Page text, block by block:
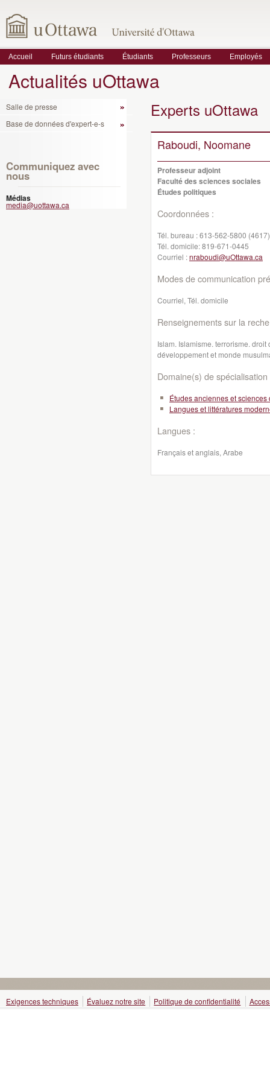
Accueil Futurs étudiants Étudiants Professeurs Employés
Actualités uOttawa
Salle de presse
Base de données d'expert-e-s
Communiquez avec
nous
Médias
media@uottawa.ca
Experts uOttawa
Raboudi, Noomane
Professeur adjoint
Faculté des sciences sociales
Études politiques
Coordonnées :
Tél. bureau :613-562-5800 (4617)
Tél. domicile:819-671-0445
Courriel :nraboudi@uOttawa.ca
Modes de communication
Courriel, Tél. domicile
Renseignements sur la
Islam. Islamisme. terrorisme.
développement et monde
Domaine(s) de spécialisation
Études anciennes et
Langues et littératures
Langues :
Français et anglais, Arabe
Exigences techniques Évaluez notre site Politique de confidentialité